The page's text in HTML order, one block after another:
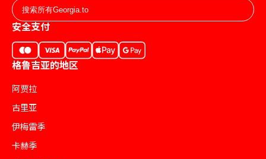
安全支付
格鲁吉亚的地区
阿贾拉
古里亚
伊梅雷季
卡赫季